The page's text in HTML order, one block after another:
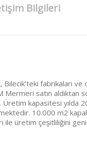
Bilgileri
Bilecik’teki fabrikaları
satın aldıktan
kapasitesi yılda
10.000 m2
ile üretim çeşitliliğini